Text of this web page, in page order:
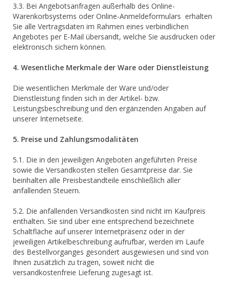
3.3. Bei Angebotsanfragen außerhalb des Online-
Warenkorbsystems oder Online-Anmeldeformulars erhalten
Sie alle Vertragsdaten im Rahmen eines verbindlichen
Angebotes per E-Mail übersandt, welche Sie ausdrucken oder
elektronisch sichern können.
4. Wesentliche Merkmale der Ware oder Dienstleistung
Die wesentlichen Merkmale der Ware und/oder
Dienstleistung finden sich in der Artikel- bzw.
Leistungsbeschreibung und den ergänzenden Angaben auf
unserer Internetseite.
5. Preise und Zahlungsmodalitäten
5.1. Die in den jeweiligen Angeboten angeführten Preise
sowie die Versandkosten stellen Gesamtpreise dar. Sie
beinhalten alle Preisbestandteile einschließlich aller
anfallenden Steuern.
5.2. Die anfallenden Versandkosten sind nicht im Kaufpreis
enthalten. Sie sind über eine entsprechend bezeichnete
Schaltfläche auf unserer Internetpräsenz oder in der
jeweiligen Artikelbeschreibung aufrufbar, werden im Laufe
des Bestellvorganges gesondert ausgewiesen und sind von
Ihnen zusätzlich zu tragen, soweit nicht die
versandkostenfreie Lieferung zugesagt ist.